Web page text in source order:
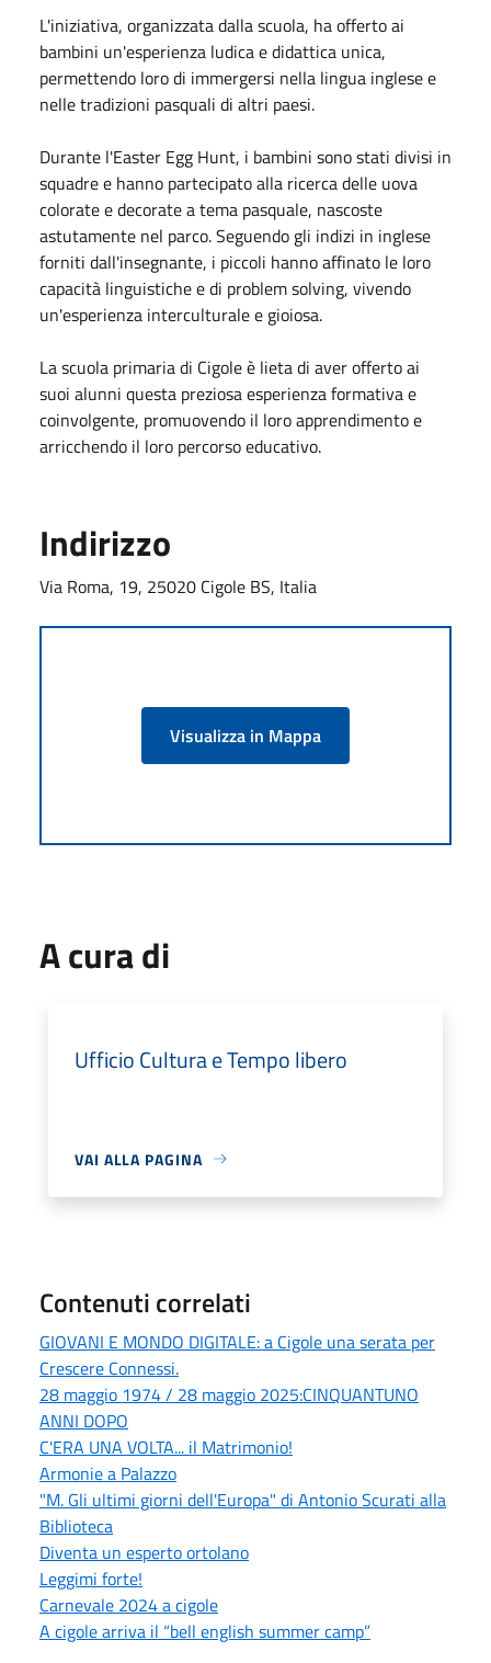
L'iniziativa, organizzata dalla scuola, ha offerto ai
bambini un'esperienza ludica e didattica unica,
permettendo loro di immergersi nella lingua inglese e
nelle tradizioni pasquali di altri paesi.
Durante l'Easter Egg Hunt, i bambini sono stati divisi in
squadre e hanno partecipato alla ricerca delle uova
colorate e decorate a tema pasquale, nascoste
astutamente nel parco. Seguendo gli indizi in inglese
forniti dall'insegnante, i piccoli hanno affinato le loro
capacità linguistiche e di problem solving, vivendo
un'esperienza interculturale e gioiosa.
La scuola primaria di Cigole è lieta di aver offerto ai
suoi alunni questa preziosa esperienza formativa e
coinvolgente, promuovendo il loro apprendimento e
arricchendo il loro percorso educativo.
Indirizzo
Via Roma, 19, 25020 Cigole BS, Italia
Visualizza in Mappa
A cura di
Ufficio Cultura e Tempo libero
VAI ALLA PAGINA
Contenuti correlati
GIOVANI E MONDO DIGITALE: a Cigole una serata per
Crescere Connessi.
28 maggio 1974 / 28 maggio 2025:CINQUANTUNO
ANNI DOPO
C'ERA UNA VOLTA... il Matrimonio!
Armonie a Palazzo
"M. Gli ultimi giorni dell'Europa" di Antonio Scurati alla
Biblioteca
Diventa un esperto ortolano
Leggimi forte!
Carnevale 2024 a cigole
A cigole arriva il “bell english summer camp”